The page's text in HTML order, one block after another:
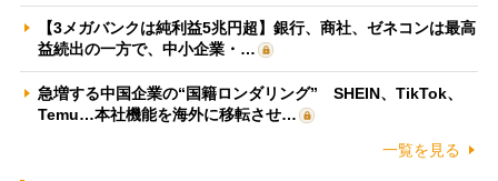
【3メガバンクは純利益5兆円超】銀行、商社、ゼネコンは最高
益続出の一方で、中小企業・…
急増する中国企業の“国籍ロンダリング” SHEIN、TikTok、
Temu…本社機能を海外に移転させ…
一覧を見る